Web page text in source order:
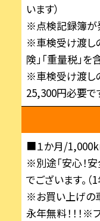
います）
※点検記録簿が
※車検受け渡し
険」「重量税」を
※車検受け渡し
25,300円必要で
■１か月/
※別途「安心！
でございます。（
※お買い上げの
永年無料！！！※